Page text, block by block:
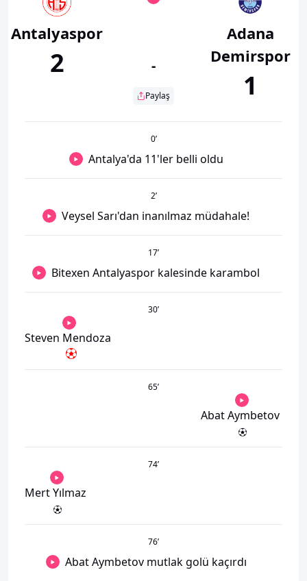
Antalyaspor
2 -
Paylaş
Adana
Demirspor
1
0’
Antalya'da 11'ler belli oldu
2’
Veysel Sarı'dan inanılmaz müdahale!
17’
Bitexen Antalyaspor kalesinde karambol
30’
Steven Mendoza
65’
Abat Aymbetov
74’
Mert Yılmaz
76’
Abat Aymbetov mutlak golü kaçırdı